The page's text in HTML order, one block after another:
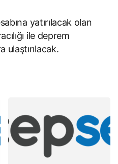
yatırılacak olan
ile deprem
ulaştırılacak.